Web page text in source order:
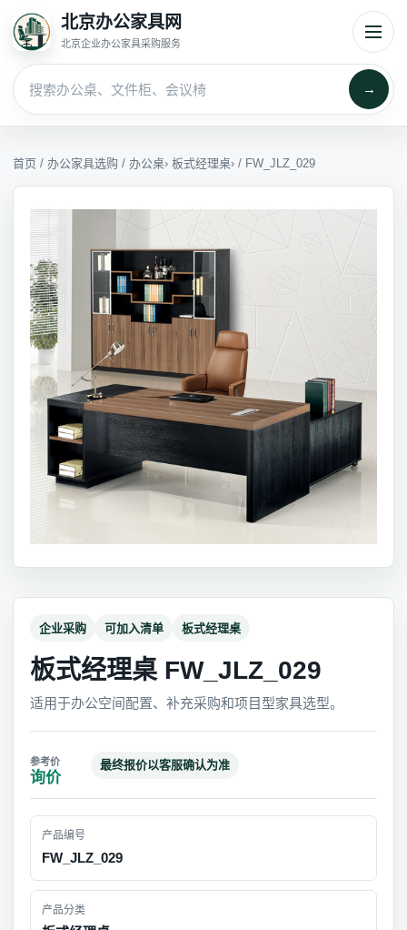
北京办公家具网
北京企业办公家具采购服务
→
首页 / 办公家具选购 / 办公桌› 板式经理桌› / FW_JLZ_029
企业采购 可加入清单 板式经理桌
板式经理桌 FW_JLZ_029
适用于办公空间配置、补充采购和项目型家具选型。
询价
最终报价以客服确认为准
产品编号
FW_JLZ_029
产品分类